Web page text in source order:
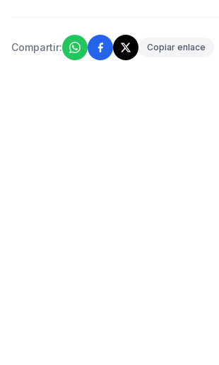
Compartir: Copiar enlace